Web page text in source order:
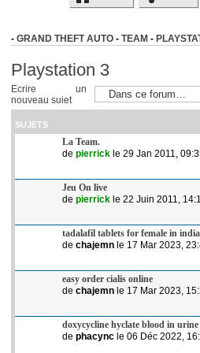
- GRAND THEFT AUTO - TEAM -
Playstation 3
Ecrire un
nouveau sujet
SUJETS
La Team.
de pierrick le 29 Jan 2011,
Jeu On live
de pierrick le 22 Juin 2011,
tadalafil tablets for female in india
de chajemn le 17 Mar 2023,
easy order cialis online
de chajemn le 17 Mar 2023,
doxycycline hyclate blood in urine
de phacync le 06 Déc 2022,